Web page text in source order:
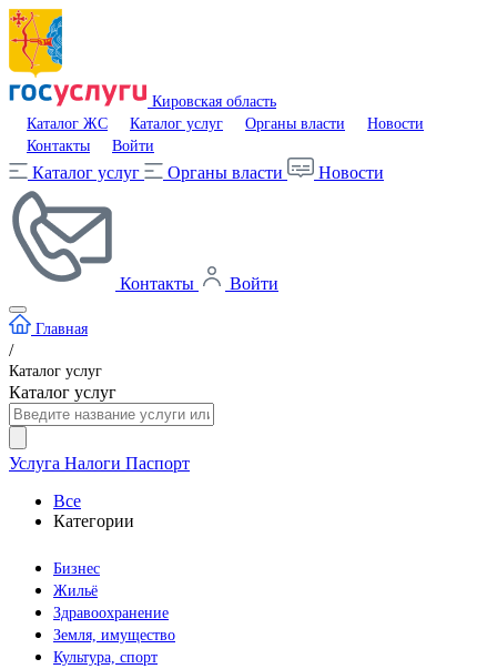
Кировская область
Каталог ЖС
Каталог услуг Органы власти
Новости
Контакты
Войти
Каталог услуг Органы власти Новости
Контакты Войти
Главная
/
Каталог услуг
Каталог услуг
Услуга Налоги Паспорт
Все
Категории
Бизнес
Жильё
Здравоохранение
Земля, имущество
Культура, спорт